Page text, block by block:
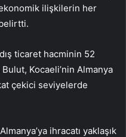
ilişkilerin her
ticaret hacminin 52
Bulut, Kocaeli’nin Almanya
çekici seviyelerde
ihracatı yaklaşık